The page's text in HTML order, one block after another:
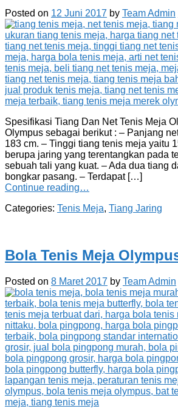
Posted on 12 Juni 2017 by Team Admin
Spesifikasi Tiang Dan Net Tenis Meja
Olympus sebagai berikut : – Panjang
183 cm. – Tinggi tiang tenis meja yaitu
berupa jaring yang terentangkan pada
sebuah tali yang kuat. – Ada dua tiang
bongkar pasang. – Terdapat […]
Continue reading…
Categories: Tenis Meja, Tiang Jaring
Bola Tenis Meja
Posted on 8 Maret 2017 by Team Admin